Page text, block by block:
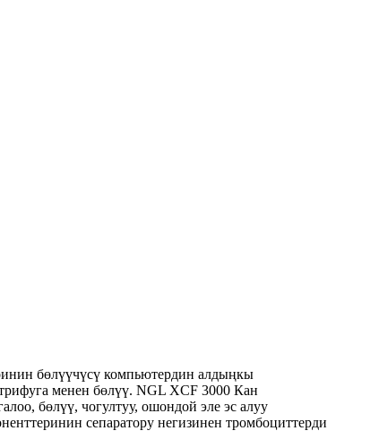
бөлүүчүсү компьютердин алдыңкы
менен бөлүү. NGL XCF 3000 Кан
бөлүү, чогултуу, ошондой эле эс алуу
сепаратору негизинен тромбоциттерди